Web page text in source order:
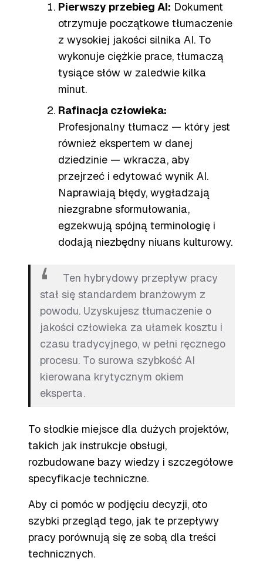
Pierwszy przebieg AI: Dokument
otrzymuje początkowe tłumaczenie
z wysokiej jakości silnika AI. To
wykonuje ciężkie prace, tłumaczą
tysiące słów w zaledwie kilka
minut.
Rafinacja człowieka:
Profesjonalny tłumacz — który jest
również ekspertem w danej
dziedzinie — wkracza, aby
przejrzeć i edytować wynik AI.
Naprawiają błędy, wygładzają
niezgrabne sformułowania,
egzekwują spójną terminologię i
dodają niezbędny niuans kulturowy.
Ten hybrydowy przepływ pracy
stał się standardem branżowym z
powodu. Uzyskujesz tłumaczenie o
jakości człowieka za ułamek kosztu i
czasu tradycyjnego, w pełni ręcznego
procesu. To surowa szybkość AI
kierowana krytycznym okiem
eksperta.
To słodkie miejsce dla dużych projektów,
takich jak instrukcje obsługi,
rozbudowane bazy wiedzy i szczegółowe
specyfikacje techniczne.
Aby ci pomóc w podjęciu decyzji, oto
szybki przegląd tego, jak te przepływy
pracy porównują się ze sobą dla treści
technicznych.